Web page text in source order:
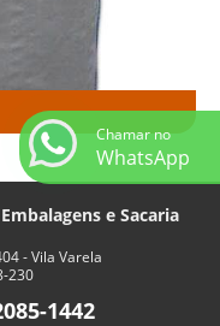
e Sacaria
- Vila Varela
230
1442
Chamar no
WhatsApp